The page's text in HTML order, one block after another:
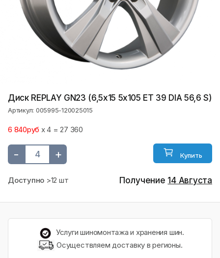
Диск REPLAY GN23 (6,5х15 5x105 ET 39 DIA 56,6 S)
Артикул: 005995-120025015
6 840руб x 4 = 27 360
- + Купить
Доступно >12 шт Получение 14 Августа
Услуги шиномонтажа и хранения шин.
Осуществляем доставку в регионы.